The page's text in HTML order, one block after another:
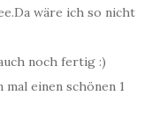
wäre ich so nicht
noch fertig :)
einen schönen 1